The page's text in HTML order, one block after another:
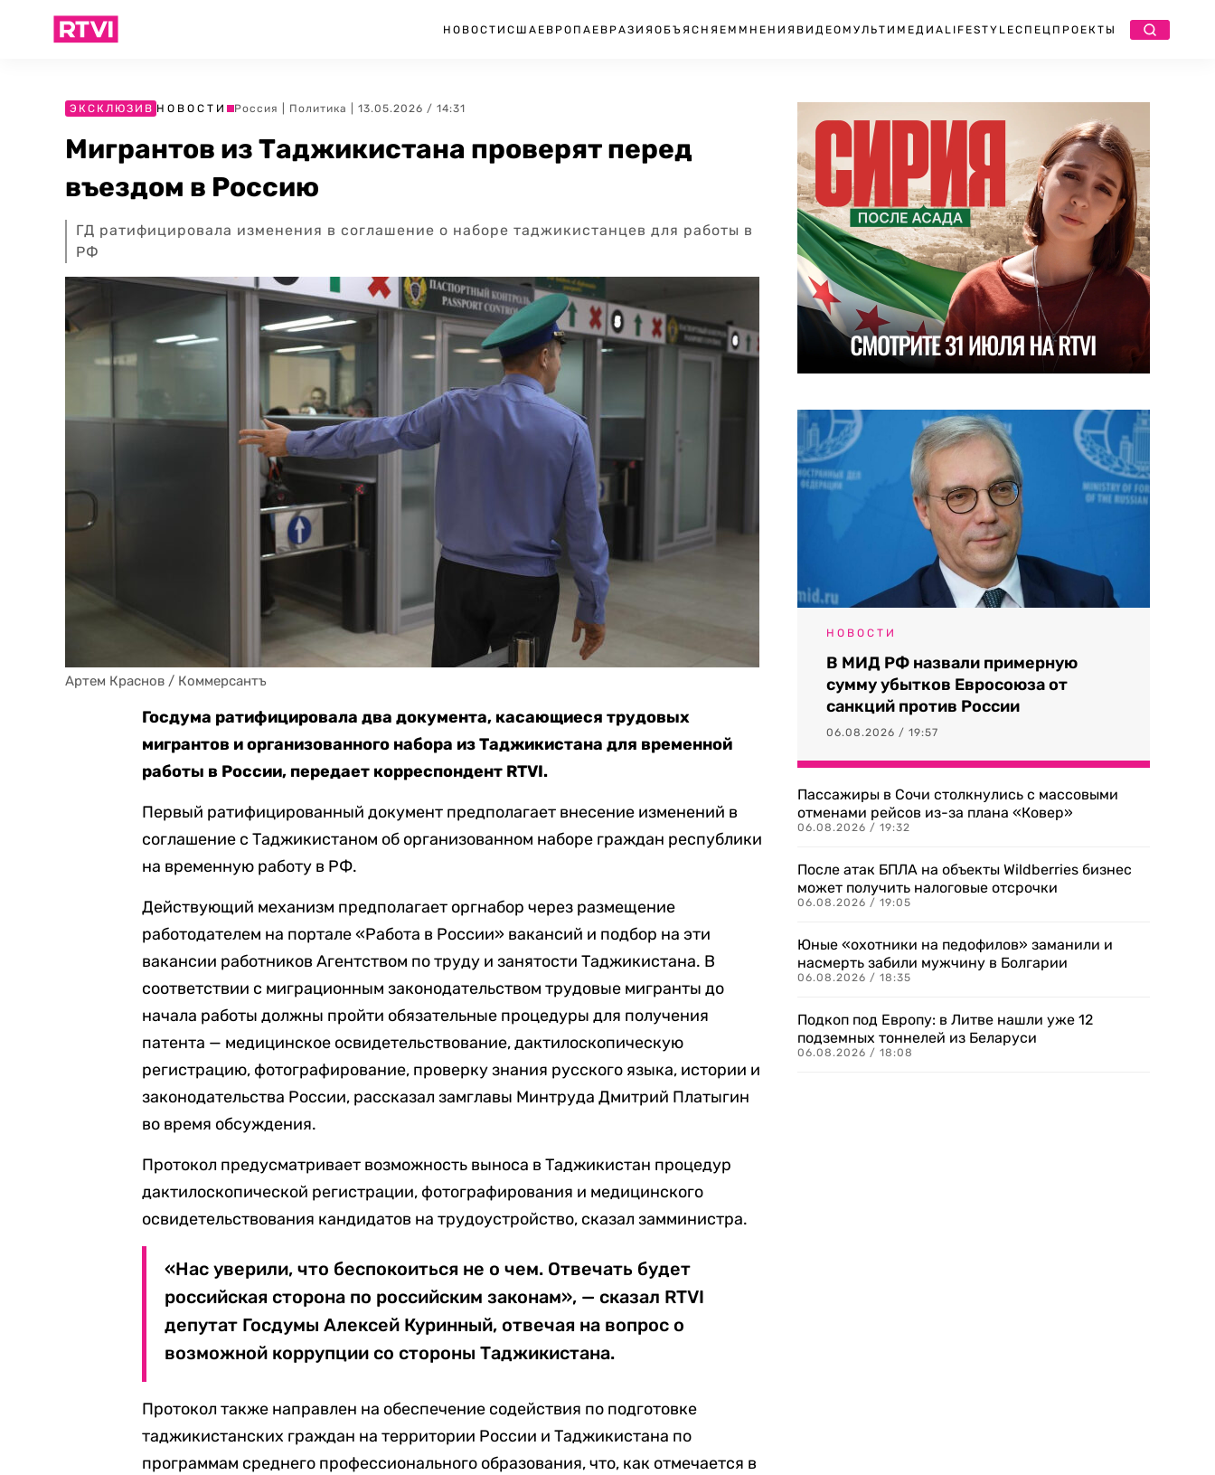
НОВОСТИ США ЕВРОПА ЕВРАЗИЯ ОБЪЯСНЯЕМ МНЕНИЯ ВИДЕО МУЛЬТИМЕДИА LIFESTYLEСПЕЦПРОЕКТЫ
ЭКСКЛЮЗИВ НОВОСТИ Россия Политика | 13.05.2026 / 14:31
Мигрантов из Таджикистана проверят перед
въездом в Россию
ГД ратифицировала изменения в соглашение о наборе таджикистанцев для работы в
РФ
Артем Краснов / Коммерсантъ
Госдума ратифицировала два документа, касающиеся трудовых
мигрантов и организованного набора из Таджикистана для временной
работы в России, передает корреспондент RTVI.
Первый ратифицированный документ предполагает внесение изменений в
соглашение с Таджикистаном об организованном наборе граждан республики
на временную работу в РФ.
Действующий механизм предполагает оргнабор через размещение
работодателем на портале «Работа в России» вакансий и подбор на эти
вакансии работников Агентством по труду и занятости Таджикистана. В
соответствии с миграционным законодательством трудовые мигранты до
начала работы должны пройти обязательные процедуры для получения
патента — медицинское освидетельствование, дактилоскопическую
регистрацию, фотографирование, проверку знания русского языка, истории и
законодательства России, рассказал замглавы Минтруда Дмитрий Платыгин
во время обсуждения.
Протокол предусматривает возможность выноса в Таджикистан процедур
дактилоскопической регистрации, фотографирования и медицинского
освидетельствования кандидатов на трудоустройство, сказал замминистра.
«Нас уверили, что беспокоиться не о чем. Отвечать будет
российская сторона по российским законам», — сказал RTVI
депутат Госдумы Алексей Куринный, отвечая на вопрос о
возможной коррупции со стороны Таджикистана.
Протокол также направлен на обеспечение содействия по подготовке
таджикистанских граждан на территории России и Таджикистана по
программам среднего профессионального образования, что, как отмечается в
НОВОСТИ
В МИД РФ назвали примерную
сумму убытков Евросоюза от
санкций против России
06.08.2026 / 19:57
Пассажиры в Сочи столкнулись с массовыми
отменами рейсов из-за плана «Ковер»
06.08.2026 / 19:32
После атак БПЛА на объекты Wildberries бизнес
может получить налоговые отсрочки
06.08.2026 / 19:05
Юные «охотники на педофилов» заманили и
насмерть забили мужчину в Болгарии
06.08.2026 / 18:35
Подкоп под Европу: в Литве нашли уже 12
подземных тоннелей из Беларуси
06.08.2026 / 18:08